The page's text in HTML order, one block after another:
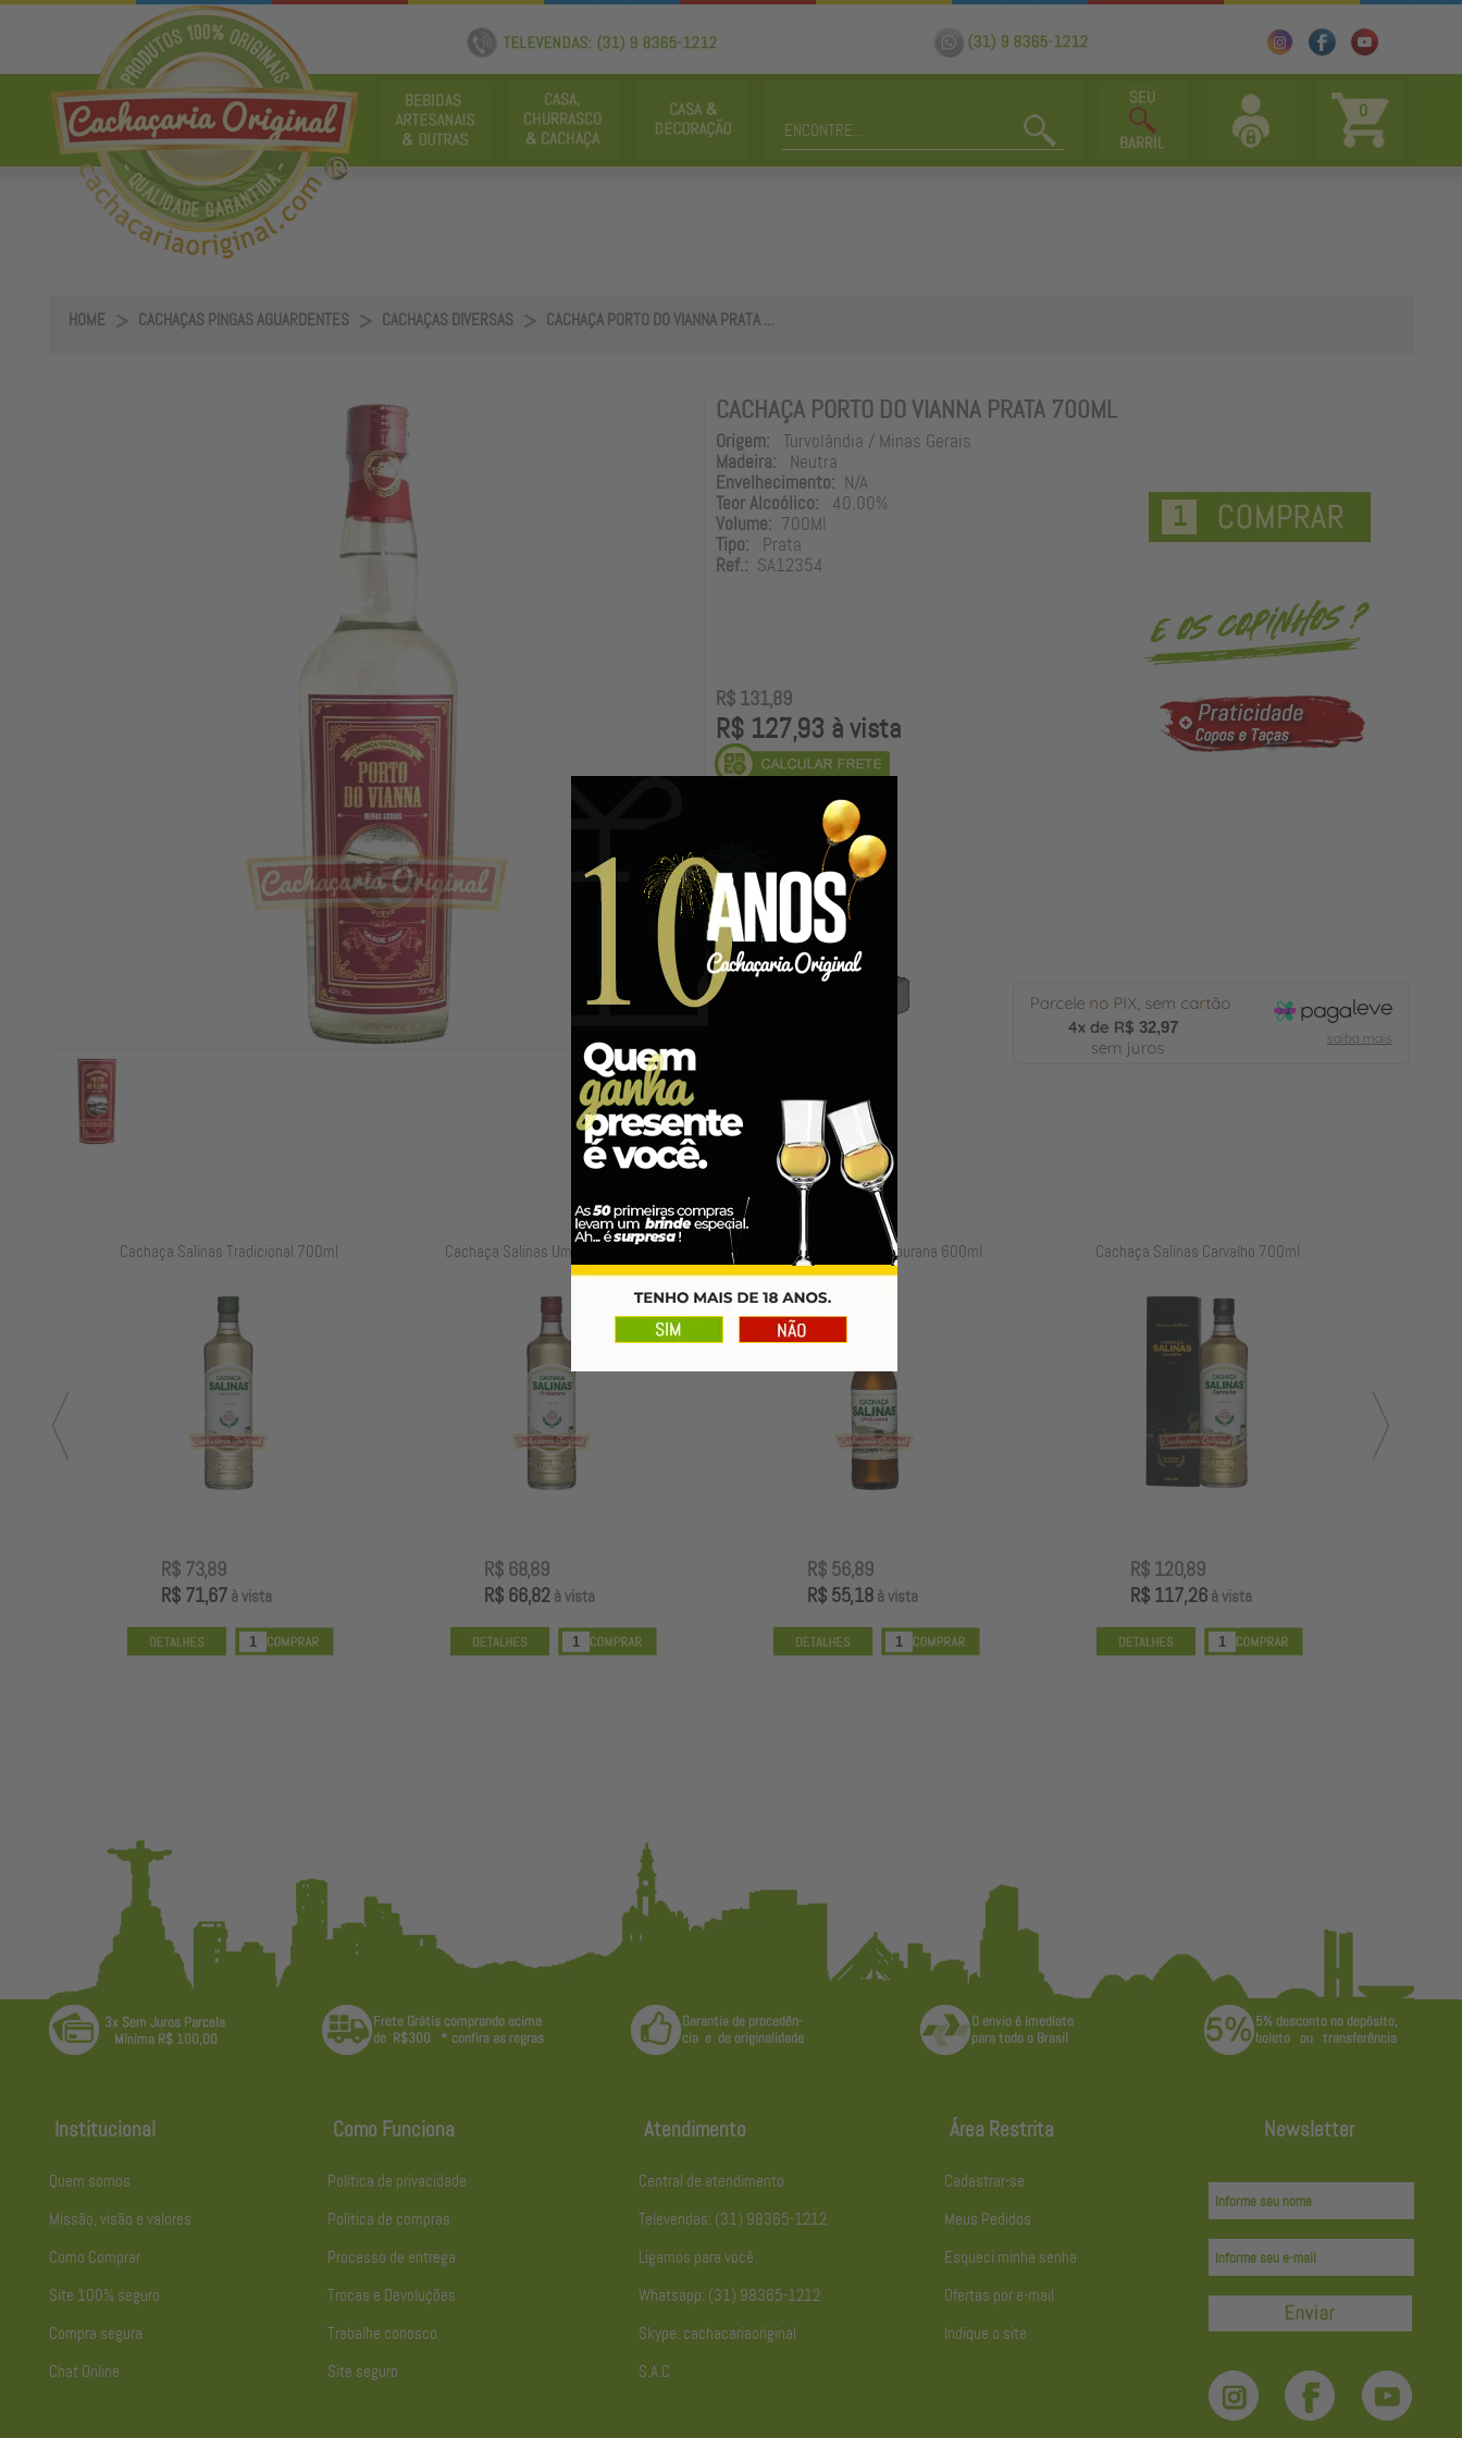
0
HOME CACHAÇAS PINGAS AGUARDENTES CACHAÇAS DIVERSAS CACHAÇA PORTO DO VIANNA PRATA ...
CACHAÇA PORTO DO VIANNA PRATA 700ML
Origem: Turvolândia / Minas Gerais
Madeira: Neutra
Envelhecimento: N/A
Teor Alcoólico: 40.00%
Volume: 700Ml
Tipo: Prata
Ref.: SA12354
R$ 131,89
R$ 127,93 à vista
Economize: R$ 3,96
32,97
Cachaça Salinas Tradicional 700ml
R$ 73,89
R$ 71,67à vista
Cachaça Salinas Umburana 700ml
R$ 68,89
R$ 66,82à vista
Cachaça Salinas Umburana 600ml
R$ 56,89
R$ 55,18à vista
Cachaça Salinas Carvalho 700ml
R$ 120,89
R$ 117,26à vista
Institucional
Quem somos
Missão, visão e valores
Como Comprar
Site 100% seguro
Compra segura
Chat Online
Como Funciona
Política de privacidade
Política de compras
Processo de entrega
Trocas e Devoluções
Trabalhe conosco
Site seguro
Atendimento
Central de atendimento
Televendas: (31) 98365-1212
Ligamos para você
Whatsapp: (31) 98365-1212
Skype: cachacariaoriginal
S.A.C
Área Restrita
Cadastrar-se
Meus Pedidos
Esqueci minha senha
Ofertas por e-mail
Indique o site
Newsletter